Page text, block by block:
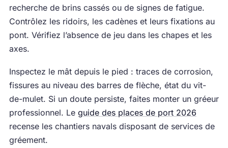
recherche de brins cassés ou de signes de fatigue.
Contrôlez les ridoirs, les cadènes et leurs fixations au
pont. Vérifiez l’absence de jeu dans les chapes et les
axes.
Inspectez le mât depuis le pied : traces de corrosion,
fissures au niveau des barres de flèche, état du vit-
de-mulet. Si un doute persiste, faites monter un gréeur
professionnel. Le guide des places de port 2026
recense les chantiers navals disposant de services de
gréement.